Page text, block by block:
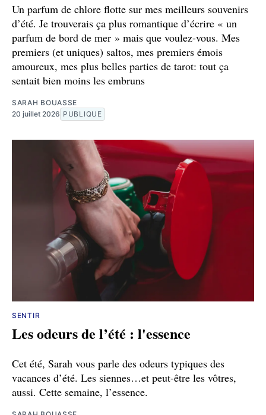
Un parfum de chlore flotte sur mes meilleurs souvenirs
d’été. Je trouverais ça plus romantique d’écrire « un
parfum de bord de mer » mais que voulez-vous. Mes
premiers (et uniques) saltos, mes premiers émois
amoureux, mes plus belles parties de tarot: tout ça
sentait bien moins les embruns
SARAH BOUASSE
20 juillet 2026 PUBLIQUE
SENTIR
Les odeurs de l’été : l'essence
Cet été, Sarah vous parle des odeurs typiques des
vacances d’été. Les siennes…et peut-être les vôtres,
aussi. Cette semaine, l’essence.